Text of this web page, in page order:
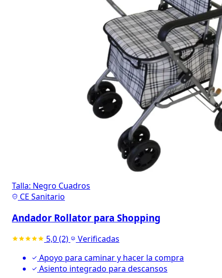
Talla: Negro Cuadros
CE Sanitario
Andador Rollator para Shopping
5,0(2)
Verificadas
Apoyo para caminar y hacer la compra
Asiento integrado para descansos